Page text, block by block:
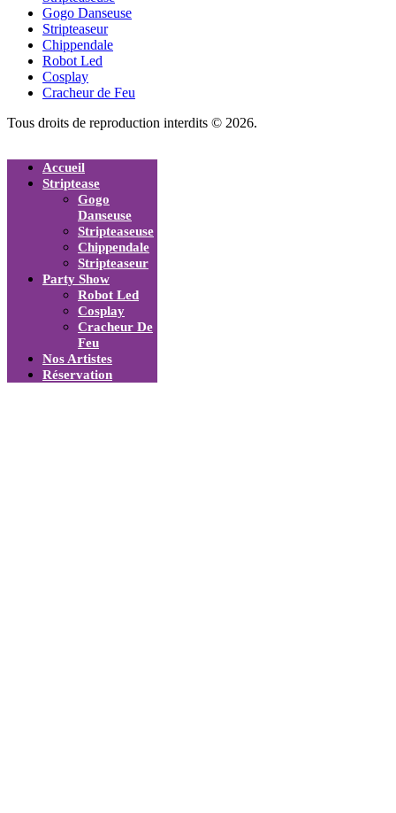
Gogo Danseuse
Stripteaseur
Chippendale
Robot Led
Cosplay
Cracheur de Feu
Tous droits de reproduction interdits © 2026.
Accueil
Striptease
Gogo
Danseuse
Stripteaseuse
Chippendale
Stripteaseur
Party Show
Robot Led
Cosplay
Cracheur De
Feu
Nos Artistes
Réservation